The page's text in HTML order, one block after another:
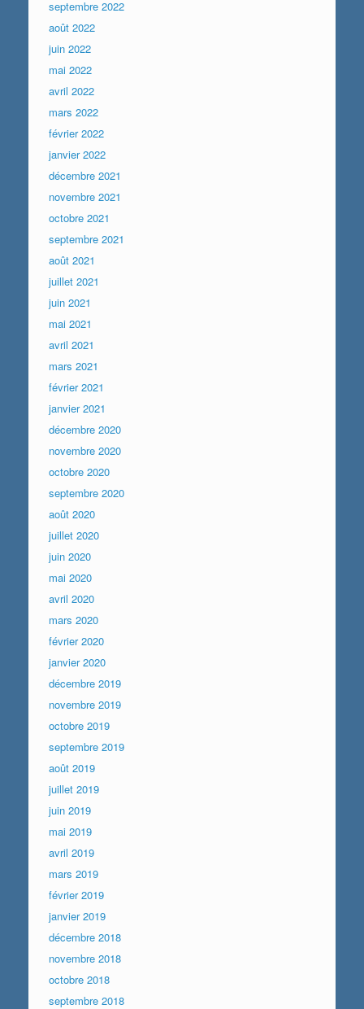
septembre 2022
août 2022
juin 2022
mai 2022
avril 2022
mars 2022
février 2022
janvier 2022
décembre 2021
novembre 2021
octobre 2021
septembre 2021
août 2021
juillet 2021
juin 2021
mai 2021
avril 2021
mars 2021
février 2021
janvier 2021
décembre 2020
novembre 2020
octobre 2020
septembre 2020
août 2020
juillet 2020
juin 2020
mai 2020
avril 2020
mars 2020
février 2020
janvier 2020
décembre 2019
novembre 2019
octobre 2019
septembre 2019
août 2019
juillet 2019
juin 2019
mai 2019
avril 2019
mars 2019
février 2019
janvier 2019
décembre 2018
novembre 2018
octobre 2018
septembre 2018